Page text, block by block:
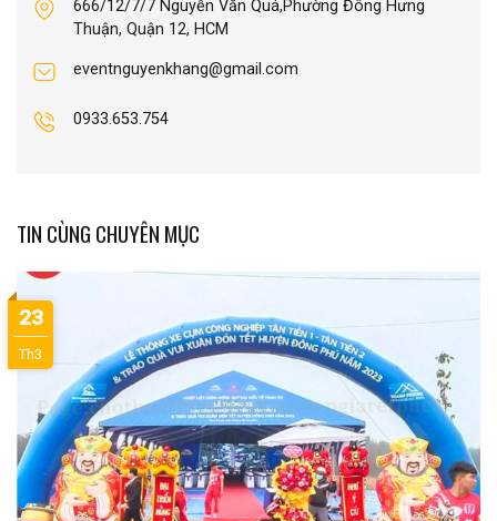
666/12/7/7 Nguyễn Văn Quá,Phường Đông Hưng
Thuận, Quận 12, HCM
eventnguyenkhang@gmail.com
0933.653.754
TIN CÙNG CHUYÊN MỤC
23
Th3